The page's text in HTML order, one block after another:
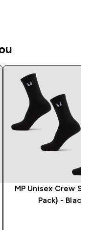
MP Unisex Crew
Pack) - Black